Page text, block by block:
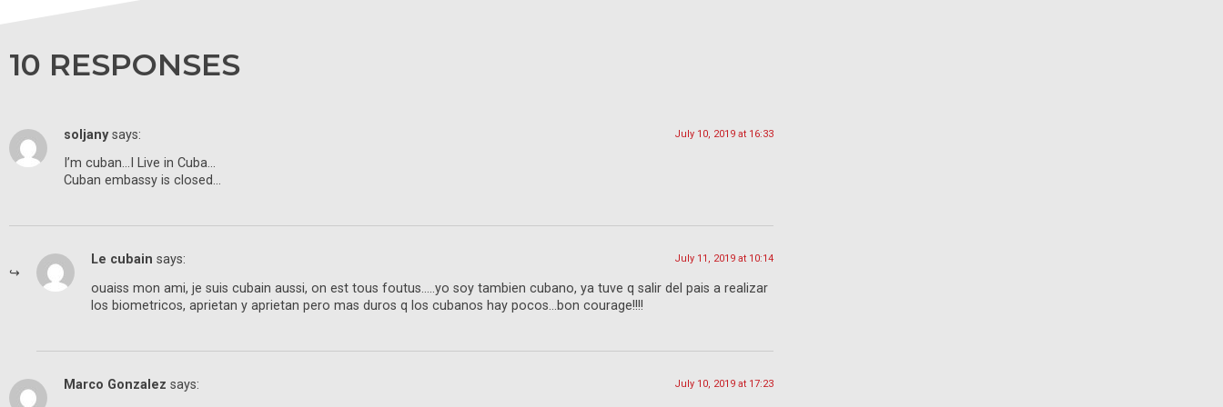
10 RESPONSES
soljany says: July 10, 2019 at 16:33
I’m cuban…I Live in Cuba…
Cuban embassy is closed…
Le cubain says: July 11, 2019 at 10:14
ouaiss mon ami, je suis cubain aussi, on est tous foutus…..yo soy tambien cubano, ya tuve q salir del pais a realizar
los biometricos, aprietan y aprietan pero mas duros q los cubanos hay pocos…bon courage!!!!
Marco Gonzalez says: July 10, 2019 at 17:23